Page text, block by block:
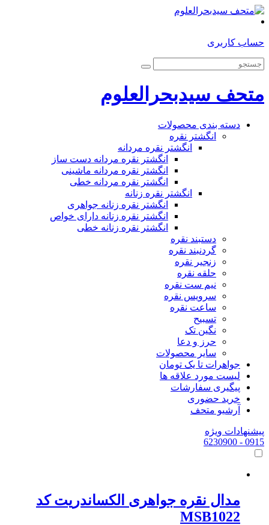
حساب کاربری
متحف سیدبحرالعلوم
دسته بندی محصولات
انگشتر نقره
انگشتر نقره مردانه
انگشتر نقره مردانه دست ساز
انگشتر نقره مردانه ماشینی
انگشتر نقره مردانه خطی
انگشتر نقره زنانه
انگشتر نقره زنانه جواهری
انگشتر نقره زنانه دارای خواص
انگشتر نقره زنانه خطی
دستبند نقره
گردنبند نقره
زنجیر نقره
حلقه نقره
نیم ست نقره
سرویس نقره
ساعت نقره
تسبیح
نگین تک
حرز و دعا
سایر محصولات
جواهرات تا یک تومان
لیست مورد علاقه ها
پیگیری سفارشات
خرید حضوری
آرشیو متحف
پیشنهادات ویژه
0915
- 6230900
مدال نقره جواهری الکساندریت کد
MSB1022